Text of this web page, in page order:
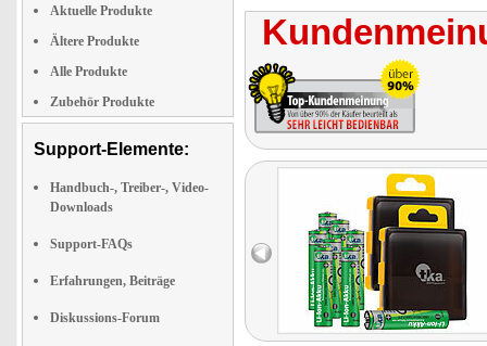
Aktuelle Produkte
Ältere Produkte
Alle Produkte
Zubehör Produkte
Support-Elemente:
Handbuch-, Treiber-, Video-
Downloads
Support-FAQs
Erfahrungen, Beiträge
Diskussions-Forum